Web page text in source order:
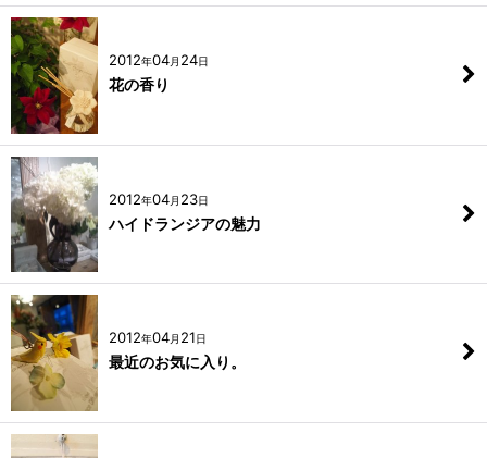
2012年04月 24日
花の香り
2012年04月 23日
ハイドランジアの魅力
2012年04月 21日
最近のお気に入り。